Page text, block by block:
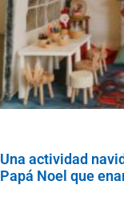
Una actividad
Papá Noel que